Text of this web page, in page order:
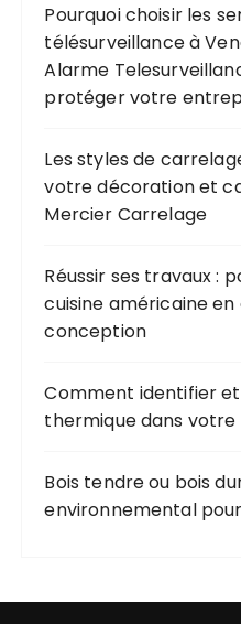
Pourquoi choisir les
télésurveillance à
Alarme
protéger votre
Les styles de
votre décoration et
Mercier Carrelage
Réussir ses travaux :
cuisine américaine
conception
Comment identifier
thermique dans
Bois tendre ou bois
environnemental